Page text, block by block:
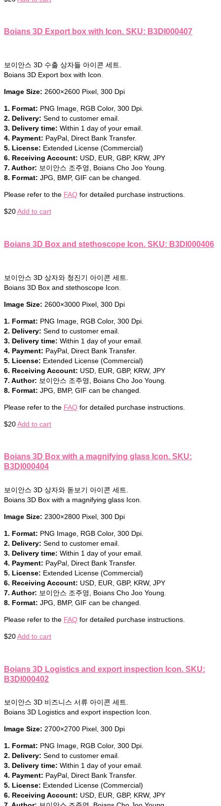
Boians 3D Export box with Icon. SKU: B3DI000407
보이안스 3D 수출 상자들 아이콘 세트.
Boians 3D Export box with Icon.
Image Size: 2600×2600 Pixel, 300 Dpi
1. Format: PNG Image, RGB Color, 300 Dpi.
2. Delivery: Send to customer email.
3. Delivery time: Within 1 day of your email.
4. Payment: PayPal, Direct Bank Transfer.
5. License: Extended License (Commercial)
6. Receiving Account: USD, EUR, GBP, KRW, JPY
7. Author: 보이안스 조주영, Boians Cho Joo Young.
8. Format: JPG, BMP, GIF can be changed.
Please refer to the FAQ for detailed purchase instructions.
$20Add to cart
Boians 3D Box and stethoscope Icon. SKU: B3DI000406
보이안스 3D 상자와 청진기 아이콘 세트.
Boians 3D Box and stethoscope Icon.
Image Size: 2600×3000 Pixel, 300 Dpi
1. Format: PNG Image, RGB Color, 300 Dpi.
2. Delivery: Send to customer email.
3. Delivery time: Within 1 day of your email.
4. Payment: PayPal, Direct Bank Transfer.
5. License: Extended License (Commercial)
6. Receiving Account: USD, EUR, GBP, KRW, JPY
7. Author: 보이안스 조주영, Boians Cho Joo Young.
8. Format: JPG, BMP, GIF can be changed.
Please refer to the FAQ for detailed purchase instructions.
$20Add to cart
Boians 3D Box with a magnifying glass Icon. SKU:
B3DI000404
보이안스 3D 상자와 돋보기 아이콘 세트.
Boians 3D Box with a magnifying glass Icon.
Image Size: 2300×2800 Pixel, 300 Dpi
1. Format: PNG Image, RGB Color, 300 Dpi.
2. Delivery: Send to customer email.
3. Delivery time: Within 1 day of your email.
4. Payment: PayPal, Direct Bank Transfer.
5. License: Extended License (Commercial)
6. Receiving Account: USD, EUR, GBP, KRW, JPY
7. Author: 보이안스 조주영, Boians Cho Joo Young.
8. Format: JPG, BMP, GIF can be changed.
Please refer to the FAQ for detailed purchase instructions.
$20Add to cart
Boians 3D Logistics and export inspection Icon. SKU:
B3DI000402
보이안스 3D 비즈니스 서류 아이콘 세트.
Boians 3D Logistics and export inspection Icon.
Image Size: 2700×2700 Pixel, 300 Dpi
1. Format: PNG Image, RGB Color, 300 Dpi.
2. Delivery: Send to customer email.
3. Delivery time: Within 1 day of your email.
4. Payment: PayPal, Direct Bank Transfer.
5. License: Extended License (Commercial)
6. Receiving Account: USD, EUR, GBP, KRW, JPY